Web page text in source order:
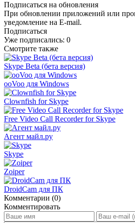
Подписаться на обновления
При обновлении приложений или
уведомление на E-mail.
Подписаться
Уже подписались: 0
Смотрите также
Skype Beta (бета версия)
ooVoo для Windows
Clownfish for Skype
Free Video Call Recorder for Skype
Агент майл.ру
Skype
Zoiper
DroidCam для ПК
Комментарии (0)
Комментировать